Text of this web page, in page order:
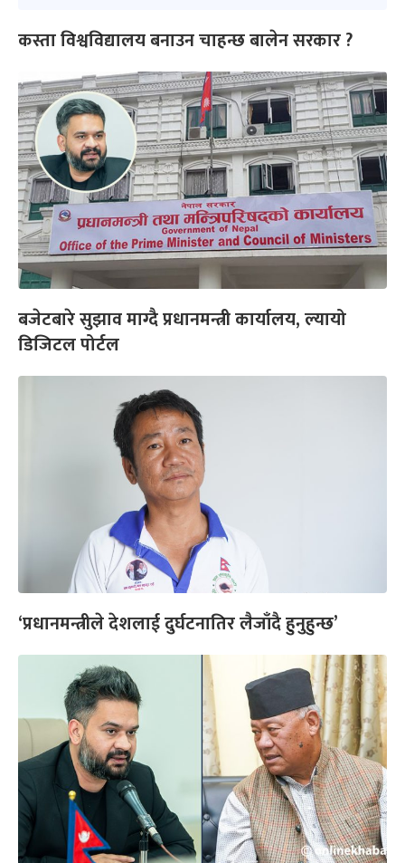
कस्ता विश्वविद्यालय बनाउन चाहन्छ बालेन सरकार ?
बजेटबारे सुझाव माग्दै प्रधानमन्त्री कार्यालय, ल्यायो
डिजिटल पोर्टल
‘प्रधानमन्त्रीले देशलाई दुर्घटनातिर लैजाँदै हुनुहुन्छ’